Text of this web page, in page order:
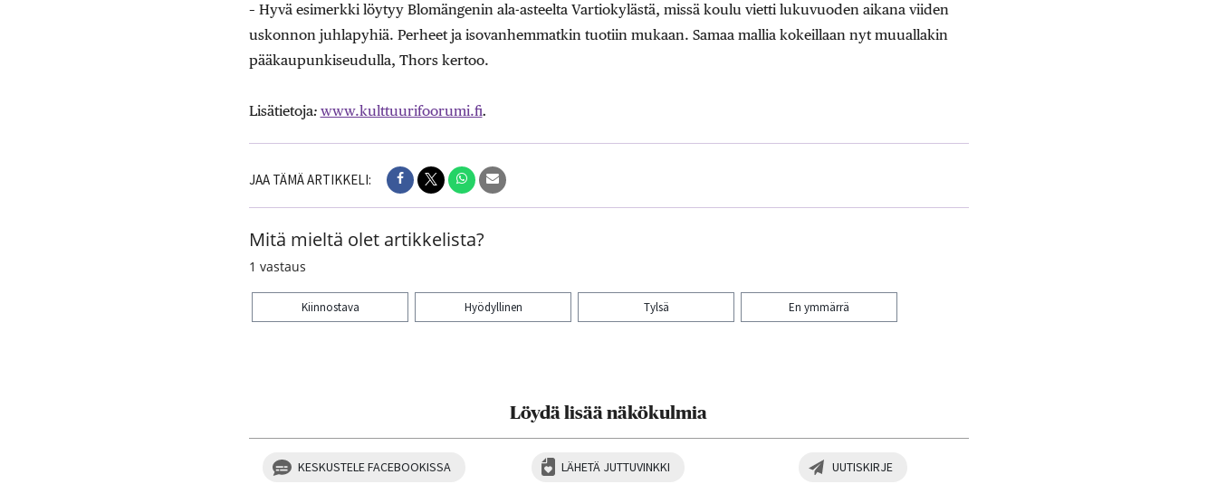
– Hyvä esimerkki löytyy Blomängenin ala-asteelta Vartiokylästä, missä koulu vietti lukuvuoden aikana viiden
uskonnon juhlapyhiä. Perheet ja isovanhemmatkin tuotiin mukaan. Samaa mallia kokeillaan nyt muuallakin
pääkaupunkiseudulla, Thors kertoo.
Lisätietoja: www.kulttuurifoorumi.fi.
JAA TÄMÄ ARTIKKELI:
Mitä mieltä olet artikkelista?
1 vastaus
Kiinnostava Hyödyllinen Tylsä En ymmärrä
Löydä lisää näkökulmia
KESKUSTELE FACEBOOKISSA LÄHETÄ JUTTUVINKKI UUTISKIRJE